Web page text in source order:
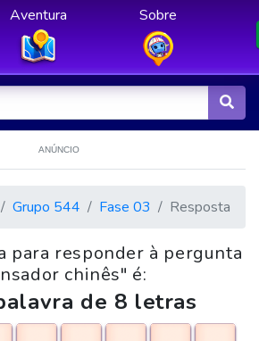
Aventura Sobre
ANÚNCIO
Grupo 544 Fase 03 Resposta
para responder à pergunta
chinês" é:
de 8 letras